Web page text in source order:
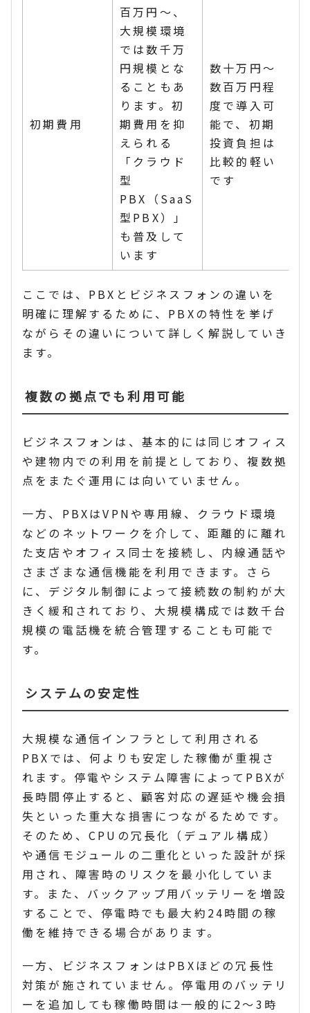
初期費用
百万円〜、
大規模環境
では数千万
円規模とな
ることもあ
ります。初
期費用を抑
えられる
「クラウド
型
PBX（SaaS
型PBX）」
も普及して
います
数十万円〜
数百万円程
度で導入可
能で、初期
投資負担は
比較的軽い
です
ここでは、PBXとビジネスフォンの違いを
明確に理解するために、PBXの特性を挙げ
ながらその違いについて詳しく解説していき
ます。
複数の拠点でも利用可能
ビジネスフォンは、基本的には同じオフィス
や建物内での利用を前提としており、複数拠
点をまたぐ運用には向いていません。
一方、PBXはVPNや専用線、クラウド環境
などのネットワークを介して、距離的に離れ
た支店やオフィス同士を接続し、内線通話や
さまざまな通信機能を利用できます。さら
に、デジタル制御によって接続数の制約が大
きく緩和されており、大規模構成では数千台
規模の電話機を統合管理することも可能で
す。
システムの安定性
大規模な通信インフラとして利用される
PBXでは、何よりも安定した稼働が重視さ
れます。停電やシステム障害によってPBXが
長時間停止すると、顧客対応の遅延や機会損
失といった重大な損害につながるためです。
そのため、CPUの冗長化（デュアル構成）
や通信モジュールの二重化といった設計が採
用され、障害時のリスクを最小化していま
す。また、バックアップ用バッテリーを増設
することで、停電時でも最大約24時間の稼
働を維持できる場合があります。
一方、ビジネスフォンはPBXほどの冗長性
対策が施されていません。停電用のバッテリ
ーを追加しても稼働時間は一般的に2〜3時